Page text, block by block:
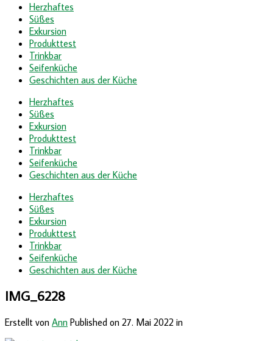
Herzhaftes
Süßes
Exkursion
Produkttest
Trinkbar
Seifenküche
Geschichten aus der Küche
Herzhaftes
Süßes
Exkursion
Produkttest
Trinkbar
Seifenküche
Geschichten aus der Küche
Herzhaftes
Süßes
Exkursion
Produkttest
Trinkbar
Seifenküche
Geschichten aus der Küche
IMG_6228
Erstellt von Ann Published on 27. Mai 2022 in